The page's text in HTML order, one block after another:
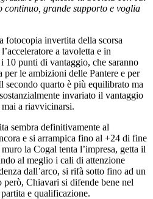
continuo, grande supporto e voglia
fotocopia invertita della scorsa
a tavoletta e in
10 punti di vantaggio, che saranno
le ambizioni delle Pantere e per
secondo quarto è più equilibrato ma
invariato il vantaggio
a riavvicinarsi.
sembra definitivamente al
e si arrampica fino al +24 di fine
la Cogal tenta l’impresa, getta il
al meglio i cali di attenzione
dall’arco, si rifà sotto fino ad un
Chiavari si difende bene nel
e qualificazione.